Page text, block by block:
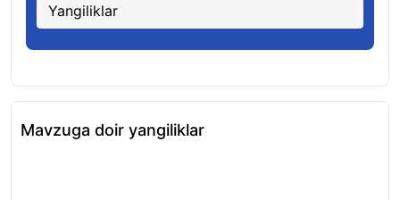
Yangiliklar
Mavzuga doir yangiliklar